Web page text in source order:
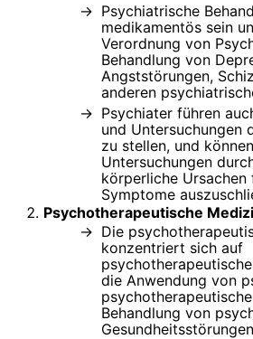
Psychiatrische
medikamentös sein
Verordnung von
Behandlung von
Angststörungen,
anderen
Psychiater führen
und Untersuchungen
zu stellen, und
Untersuchungen
körperliche
Symptome
Psychotherapeutische
Die
konzentriert sich auf
die Anwendung von
Behandlung von